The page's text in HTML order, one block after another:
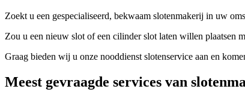
Zoekt u een gespecialiseerd, bekwaam slotenmakerij in uw
Zou u een nieuw slot of een cilinder slot laten willen plaatsen
Graag bieden wij u onze nooddienst slotenservice aan en
Meest gevraagde services van